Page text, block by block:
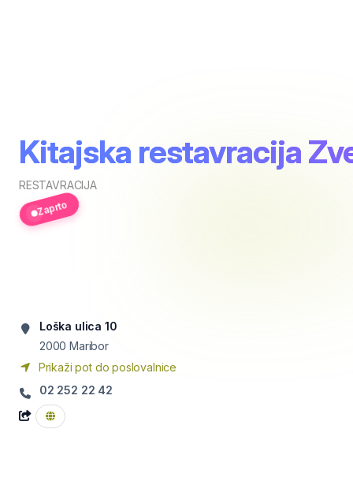
Kitajska restavracija
RESTAVRACIJA
Zaprto
Loška ulica 10
2000 Maribor
Prikaži pot do poslovalnice
02 252 22 42